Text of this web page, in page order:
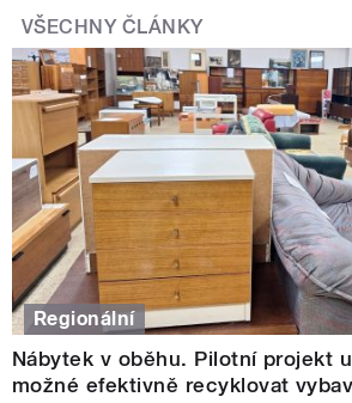
VŠECHNY ČLÁNKY
Regionální
Nábytek v oběhu. Pilotní projekt
možné efektivně recyklovat